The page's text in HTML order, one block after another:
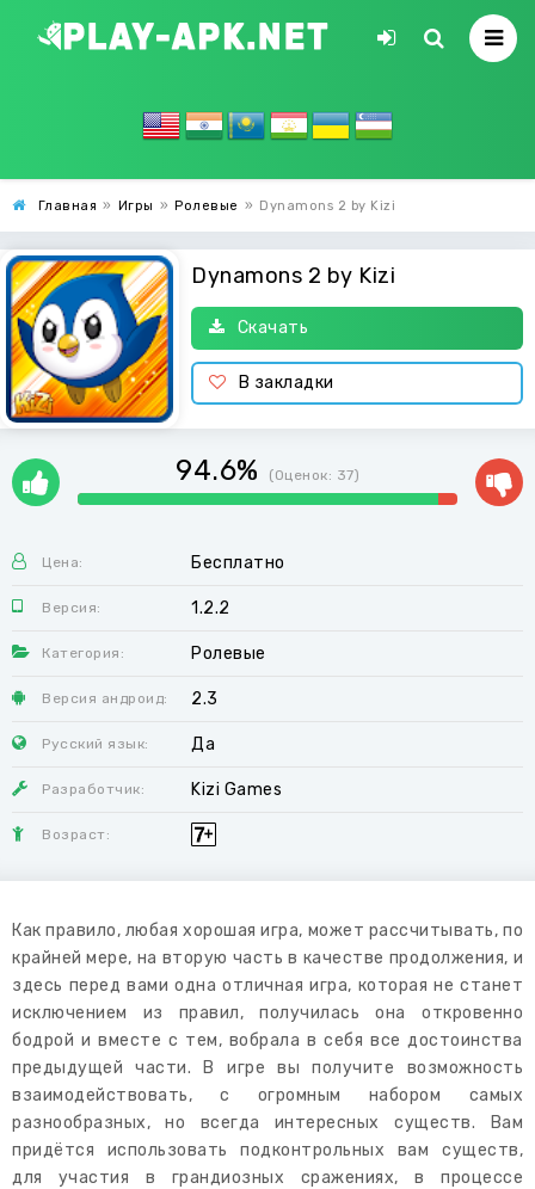
Главная » Игры » Ролевые » Dynamons 2 by Kizi
Dynamons 2 by Kizi
Скачать
В закладки
94.6% (Оценок: 37)
Цена: Бесплатно
Версия: 1.2.2
Категория: Ролевые
Версия андроид: 2.3
Русский язык: Да
Разработчик: Kizi Games
Возраст:
Как правило, любая хорошая игра, может рассчитывать, по
крайней мере, на вторую часть в качестве продолжения, и
здесь перед вами одна отличная игра, которая не станет
исключением из правил, получилась она откровенно
бодрой и вместе с тем, вобрала в себя все достоинства
предыдущей части. В игре вы получите возможность
взаимодействовать, с огромным набором самых
разнообразных, но всегда интересных существ. Вам
придётся использовать подконтрольных вам существ,
для участия в грандиозных сражениях, в процессе